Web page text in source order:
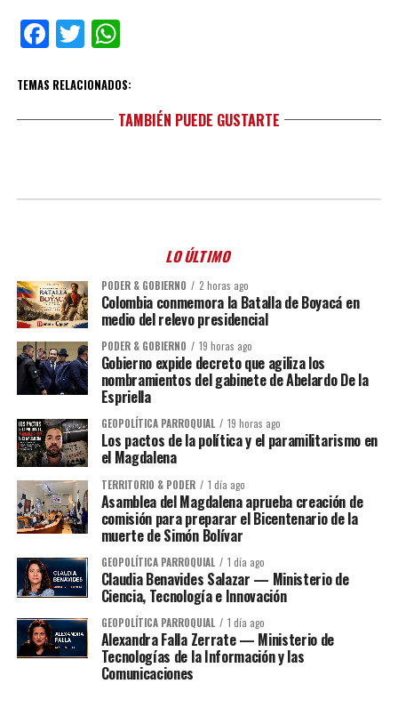
Facebook
TwitterWhatsApp
TEMAS RELACIONADOS:
TAMBIÉN PUEDE GUSTARTE
LO ÚLTIMO
PODER & GOBIERNO 2 horas ago
Colombia conmemora la Batalla de Boyacá en
medio del relevo presidencial
PODER & GOBIERNO 19 horas ago
Gobierno expide decreto que agiliza los
nombramientos del gabinete de Abelardo De la
Espriella
GEOPOLÍTICA PARROQUIAL 19 horas ago
Los pactos de la política y el paramilitarismo en
el Magdalena
TERRITORIO & PODER 1 día ago
Asamblea del Magdalena aprueba creación de
comisión para preparar el Bicentenario de la
muerte de Simón Bolívar
GEOPOLÍTICA PARROQUIAL 1 día ago
Claudia Benavides Salazar — Ministerio de
Ciencia, Tecnología e Innovación
GEOPOLÍTICA PARROQUIAL 1 día ago
Alexandra Falla Zerrate — Ministerio de
Tecnologías de la Información y las
Comunicaciones